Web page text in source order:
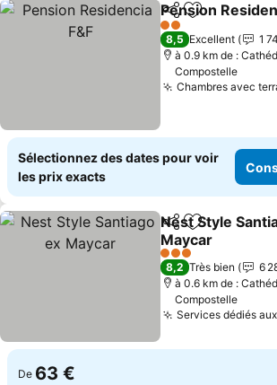
PartagerAjouter à
Pension
2 Étoiles
8,5 Excellent
1
à 0.9 km de :
Compostelle
Chambres avec
Sélectionnez des dates pour voir
les prix exacts
PartagerAjouter à
Nest Style
Maycar
3 Étoiles
8,2 Très bien
6
à 0.6 km de :
Compostelle
Services dédiés
De 63 €